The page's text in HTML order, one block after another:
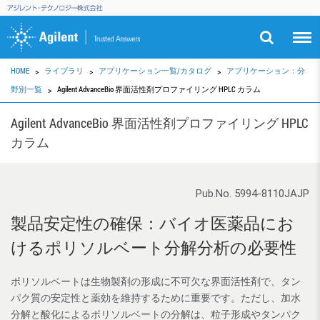
HOME ライブラリ アプリケーション一覧/カタログ
アプリケーション：分
野別一覧
Agilent AdvanceBio 界面活性剤プロファイリング HPLC カラム
Agilent AdvanceBio 界面活性剤プロファイリング HPLC
カラム
Pub.No. 5994-8110JAJP
製品安定性の確保：バイオ医薬品にお
けるポリソルベート分解分析の必要性
ポリソルベートは生物製剤の形成に不可欠な界面活性剤で、タン
パク質の安定性と薬効を維持するために重要です。ただし、加水
分解と酸化によるポリソルベートの分解は、粒子形成やタンパク